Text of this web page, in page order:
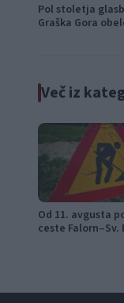
Pol stoletja
Graška Gora
Več iz
Od 11. avgusta
ceste Falorn–Sv.